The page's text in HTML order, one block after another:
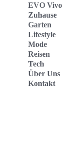
EVO Vivo
Zuhause
Garten
Lifestyle
Mode
Reisen
Tech
Über Uns
Kontakt